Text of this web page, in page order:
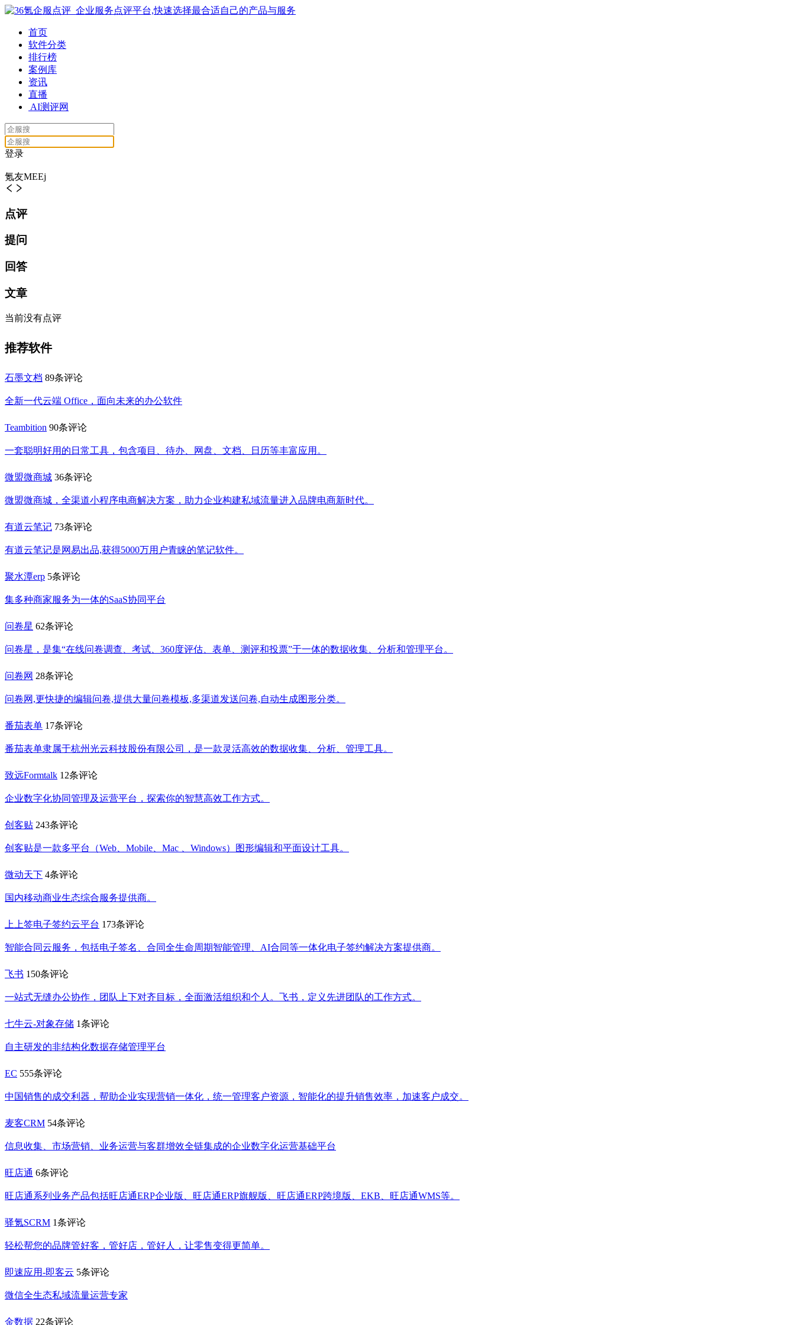
首页
软件分类
排行榜
案例库
资讯
直播
AI测评网
登录
氪友MEEj
点评
提问
回答
文章
当前没有点评
推荐软件
石墨文档 89条评论
全新一代云端 Office，面向未来的办公软件
Teambition 90条评论
一套聪明好用的日常工具，包含项目、待办、网盘、文档、日历等丰富应用。
微盟微商城 36条评论
微盟微商城，全渠道小程序电商解决方案，助力企业构建私域流量进入品牌电商新时代。
有道云笔记 73条评论
有道云笔记是网易出品,获得5000万用户青睐的笔记软件。
聚水潭erp 5条评论
集多种商家服务为一体的SaaS协同平台
问卷星 62条评论
问卷星，是集“在线问卷调查、考试、360度评估、表单、测评和投票”于一体的数据收集、分析和管理平台。
问卷网 28条评论
问卷网,更快捷的编辑问卷,提供大量问卷模板,多渠道发送问卷,自动生成图形分类。
番茄表单 17条评论
番茄表单隶属于杭州光云科技股份有限公司，是一款灵活高效的数据收集、分析、管理工具。
致远Formtalk 12条评论
企业数字化协同管理及运营平台，探索你的智慧高效工作方式。
创客贴 243条评论
创客贴是一款多平台（Web、Mobile、Mac 、Windows）图形编辑和平面设计工具。
微动天下 4条评论
国内移动商业生态综合服务提供商。
上上签电子签约云平台 173条评论
智能合同云服务，包括电子签名、合同全生命周期智能管理、AI合同等一体化电子签约解决方案提供商。
飞书 150条评论
一站式无缝办公协作，团队上下对齐目标，全面激活组织和个人。飞书，定义先进团队的工作方式。
七牛云-对象存储 1条评论
自主研发的非结构化数据存储管理平台
EC 555条评论
中国销售的成交利器，帮助企业实现营销一体化，统一管理客户资源，智能化的提升销售效率，加速客户成交。
麦客CRM 54条评论
信息收集、市场营销、业务运营与客群增效全链集成的企业数字化运营基础平台
旺店通 6条评论
旺店通系列业务产品包括旺店通ERP企业版、旺店通ERP旗舰版、旺店通ERP跨境版、EKB、旺店通WMS等。
驿氪SCRM 1条评论
轻松帮您的品牌管好客，管好店，管好人，让零售变得更简单。
即速应用-即客云 5条评论
微信全生态私域流量运营专家
金数据 22条评论